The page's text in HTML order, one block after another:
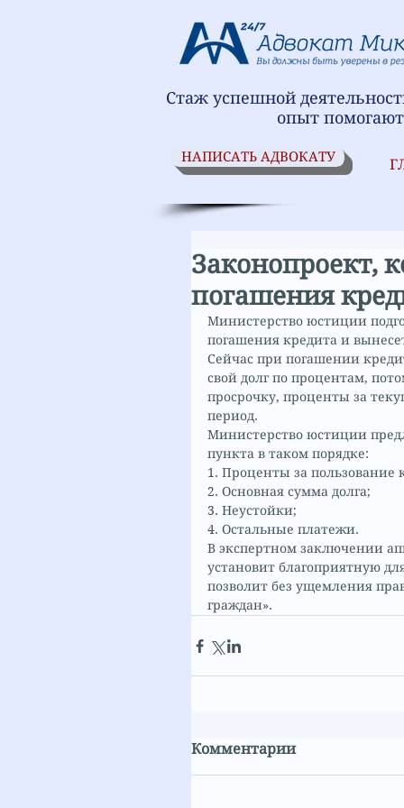
Стаж успешной
опыт
НАПИСАТЬ АДВОКАТУ
Законопроект,
погашения
Министерство юстиции
погашения кредита и
Сейчас при погашении
свой долг по процентам,
просрочку, проценты за
период.
Министерство юстиции
пункта в таком порядке:
1. Проценты за пользование
2. Основная сумма долга;
3. Неустойки;
4. Остальные платежи.
В экспертном заключении
установит благоприятную
позволит без ущемления
граждан».
Комментарии